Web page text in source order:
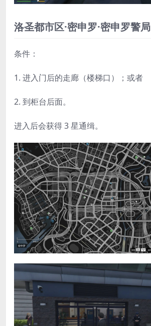
洛圣都市区·密申罗·密申罗警局
条件：
1. 进入门后的走廊（楼梯口）；或者
2. 到柜台后面。
进入后会获得 3 星通缉。